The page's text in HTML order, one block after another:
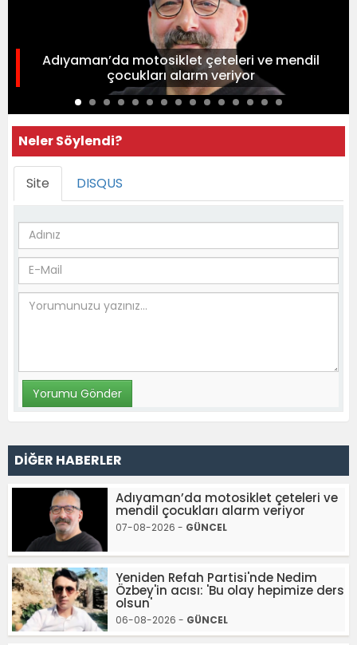
Adıyaman’da motosiklet çeteleri ve mendil
çocukları alarm veriyor
Neler Söylendi?
Site DISQUS
DİĞER HABERLER
Adıyaman’da motosiklet çeteleri ve
mendil çocukları alarm veriyor
07-08-2026 - GÜNCEL
Yeniden Refah Partisi'nde Nedim
Özbey'in acısı: 'Bu olay hepimize ders
olsun'
06-08-2026 - GÜNCEL